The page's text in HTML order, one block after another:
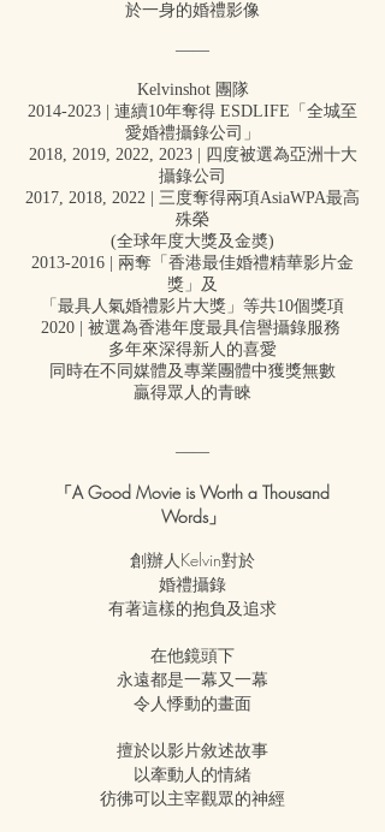
於一身的婚禮影像
——
Kelvinshot 團隊
2014-2023 | 連續10年奪得 ESDLIFE「全城至
愛婚禮攝錄公司」
2018, 2019, 2022, 2023 | 四度被選為亞洲十大
攝錄公司
2017, 2018, 2022 | 三度奪得兩項AsiaWPA最高
殊榮
(全球年度大獎及金奬)
2013-2016 | 兩奪「香港最佳婚禮精華影片金
獎」 及
「最具人氣婚禮影片大獎」等共10個獎項
​2020 | 被選為香港年度最具信譽攝錄服務
多年來深得新人的喜愛
同時在不同媒體及專業團體中獲獎無數
贏得眾人的青睞
——
「A Good Movie is Worth a Thousand
Words」
創辦人Kelvin對於
婚禮攝錄
有著這樣的抱負及追求
在他鏡頭下
永遠都是一幕又一幕
令人悸動的畫面
擅於以影片敘述故事
以牽動人的情緒
彷彿可以主宰觀眾的神經